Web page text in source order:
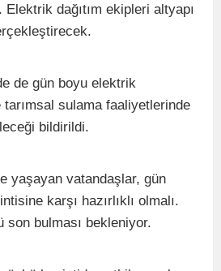
dağıtım ekipleri altyapı
de gün boyu elektrik
sulama faaliyetlerinde
bildirildi.
yaşayan vatandaşlar, gün
karşı hazırlıklı olmalı.
son bulması bekleniyor.